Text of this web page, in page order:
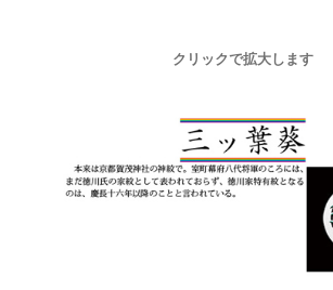
クリックで拡大します